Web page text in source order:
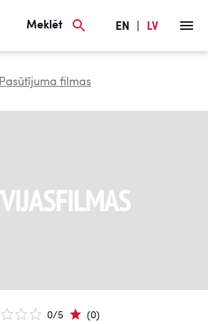
Meklēt EN LV
Pasūtījuma filmas
0/5 (0)